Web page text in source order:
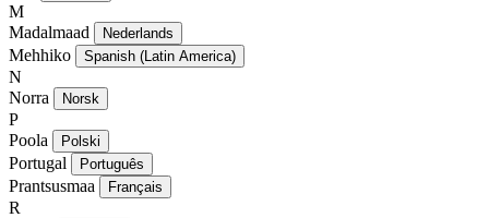
M
Madalmaad
Nederlands
Mehhiko Spanish (Latin America)
N
Norra
Norsk
P
Poola
Polski
Portugal Português
Prantsusmaa Français
R